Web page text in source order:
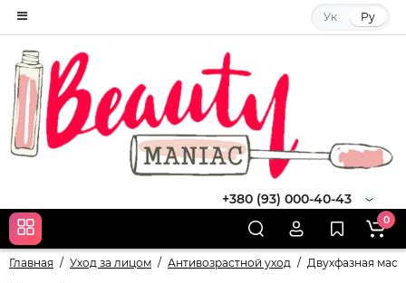
Ук Ру
+380 (93) 000-40-43
0
Главная Уход за лицом Антивозрастной уход Двухфазная